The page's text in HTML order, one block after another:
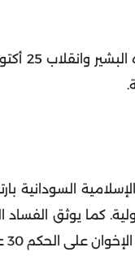
.
السودانية
كما يوثق
على الحكم 30 عاماً.